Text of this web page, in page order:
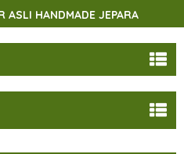
SELAMAT